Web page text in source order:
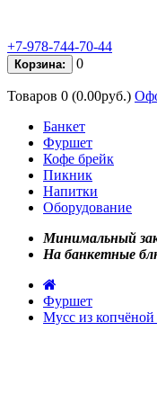
+7-978-744-70-44
Корзина: 0
Товаров 0 (0.00руб.)
Банкет
Фуршет
Кофе брейк
Пикник
Напитки
Оборудование
Минимальный
На банкетные
Фуршет
Мусс из